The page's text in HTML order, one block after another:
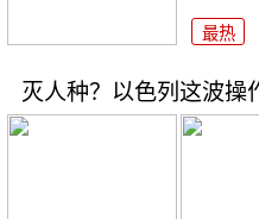
最热
灭人种？以色列这波操